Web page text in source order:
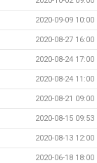
2020-09-09 10:00
2020-08-27 16:00
2020-08-24 17:00
2020-08-24 11:00
2020-08-21 09:00
2020-08-15 09:53
2020-08-13 12:00
2020-06-18 18:00